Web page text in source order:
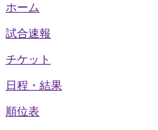
ホーム
試合速報
チケット
日程・結果
順位表